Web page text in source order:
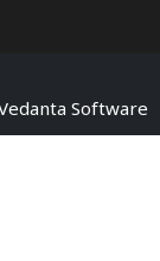
Software